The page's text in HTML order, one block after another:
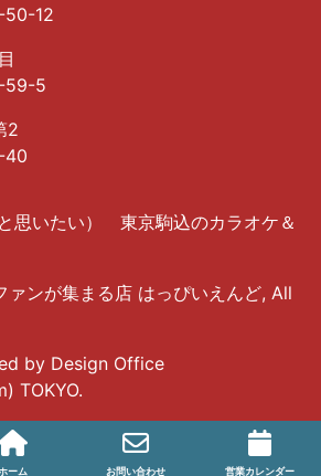
50-12
59-5
2
40
思いたい） 東京駒込のカラオケ＆
ンが集まる店 はっぴいえんど, All
by Design Office
TOKYO.